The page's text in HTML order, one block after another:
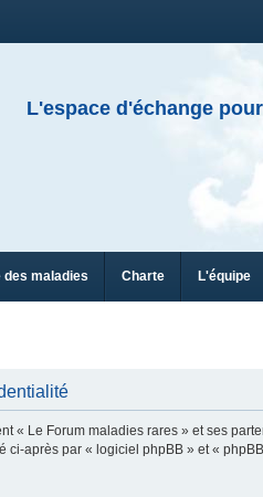
L'espace d'échange
des maladies Charte L'équipe
« Le Forum maladies rares » et ses
après par « logiciel phpBB » et «